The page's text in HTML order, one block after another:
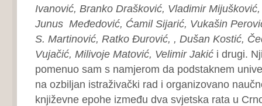
Ivanović, Branko Drašković, Vladimir
Junus Međedović, Ćamil Sijarić, Vukašin
S. Martinović, Ratko Đurović, , Dušan Kostić,
Vujačić, Milivoje Matović, Velimir Jakići drugi.
pomenuo sam s namjerom da podstaknem
na ozbiljan istraživački rad i organizovano
književne epohe između dva svjetska rata u